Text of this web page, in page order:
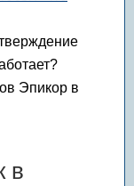
Эпикор в
в